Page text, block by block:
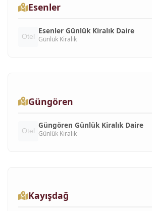
Esenler
Esenler Günlük Kiralık Daire
Günlük Kiralık
Güngören
Güngören Günlük Kiralık Daire
Günlük Kiralık
Kayışdağ